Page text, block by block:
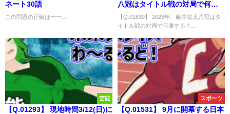
ネート30語
この問題の正解は━━...
八冠はタイトル戦の対局で何勝
する？
【Q.01639】 2023年、藤井聡太八冠はタ
イトル戦の対局で何勝する？...
芸能
【Q.01293】 現地時間3/12(日)に
スポーツ
【Q.01531】 9月に開幕する日本